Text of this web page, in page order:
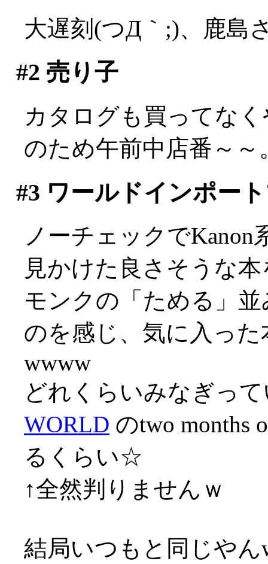
大遅刻(つД｀;)、鹿島
#2 売り子
カタログも買ってな
のため午前中店番～～
#3 ワールドインポー
ノーチェックでKanon
見かけた良さそうな
モンクの「ためる」
のを感じ、気に入っ
wwww
どれくらいみなぎっ
WORLD のtwo months
るくらい☆
↑全然判りませんｗ
結局いつもと同じやん